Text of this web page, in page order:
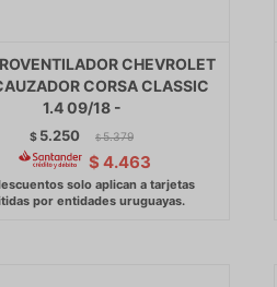
CHEVROLET
CORSA CLASSIC
1.4 09/18 -
$ 5.250 $ 5.379
$ 4.463